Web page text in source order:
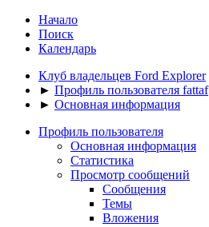
Начало
Поиск
Календарь
Клуб владельцев Ford Explorer
► Профиль пользователя fattaf
► Основная информация
Профиль пользователя
Основная информация
Статистика
Просмотр сообщений
Сообщения
Темы
Вложения